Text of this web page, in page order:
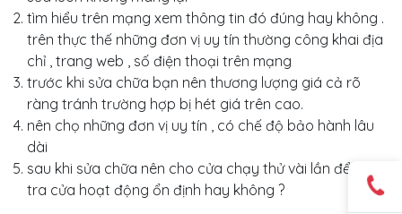
tìm hiểu trên mạng xem thông tin đó đúng hay không .
trên thực thế những đơn vị uy tín thường công khai địa
chỉ , trang web , số điện thoại trên mạng
trước khi sửa chữa bạn nên thương lượng giá cả rõ
ràng tránh trường hợp bị hét giá trên cao.
nên chọ những đơn vị uy tín , có chế độ bảo hành lâu
dài
sau khi sửa chữa nên cho cửa chạy thử vài lần để kiểm
tra cửa hoạt động ổn định hay không ?